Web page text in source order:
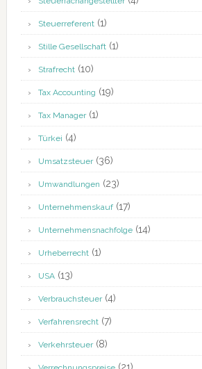
Steuerreferent(1)
Stille Gesellschaft(1)
Strafrecht(10)
Tax Accounting (19)
Tax Manager(1)
Türkei (4)
Umsatzsteuer(36)
Umwandlungen (23)
Unternehmenskauf(17)
Unternehmensnachfolge(14)
Urheberrecht(1)
USA(13)
Verbrauchsteuer(4)
Verfahrensrecht(7)
Verkehrsteuer(8)